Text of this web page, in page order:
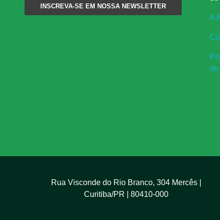
o
A
Rua Visconde do Rio Branco, 304 Mercês |
Curitiba/PR | 80410-000